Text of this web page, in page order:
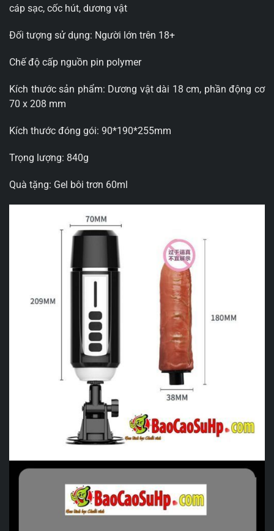
cáp sạc, cốc hút, dương vật
Đối tượng sử dụng: Người lớn trên 18+
Chế độ cấp nguồn pin polymer
Kích thước sản phẩm: Dương vật dài 18 cm, phần động cơ
70 x 208 mm
Kích thước đóng gói: 90*190*255mm
Trọng lượng: 840g
Quà tặng: Gel bôi trơn 60ml